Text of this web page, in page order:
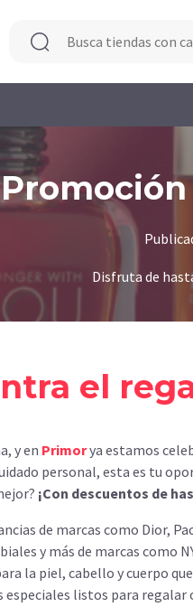
Disfruta de
el
y en Primorya estamos
personal, esta es tu
¡Con descuentos de
de marcas como Dior,
y más de marcas como
la piel, cabello y cuerpo
especiales listos para